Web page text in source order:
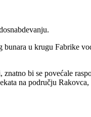
u krugu Fabrike
bi se povećale
na području